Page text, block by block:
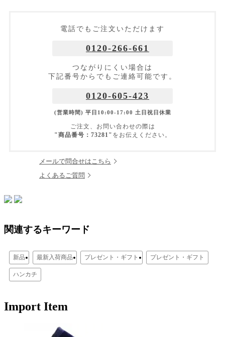
電話でもご注文いただけます
0120-266-661
つながりにくい場合は
下記番号からでもご連絡可能です。
0120-605-423
(営業時間) 平日10:00-17:00 土日祝日休業
ご注文、お問い合わせの際は
"商品番号：73281" をお伝えください。
メールで問合せはこちら
よくあるご質問
関連するキーワード
新品 最新入荷商品 プレゼント・ギフト プレゼント・ギフト
ハンカチ
Import Item